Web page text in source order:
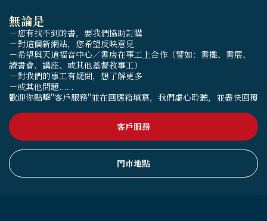
無論是
－您有找不到的書，要我們協助訂購
－對這個新網站，您希望反映意見
－希望與天道福音中心／書房在事工上合作（譬如：書攤、書展、
讀書會、講座、或其他基督教事工）
－對我們的事工有疑問，想了解更多
－或其他問題......
歡迎你點擊"客戶服務"並在回應箱填寫，我們虛心聆聽，並盡快回覆
客戶服務
門市地點